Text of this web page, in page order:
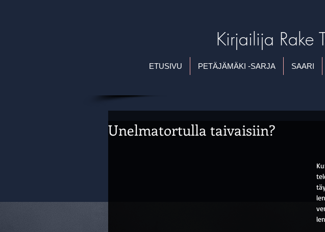
Kirjailija Rake
ETUSIVU PETÄJÄMÄKI -SARJA SAARI
Unelmatortulla taivaisiin?